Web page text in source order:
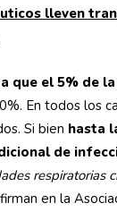
lleven
que el 5% de
En todos los
Si bien hasta
de
respiratorias
en la